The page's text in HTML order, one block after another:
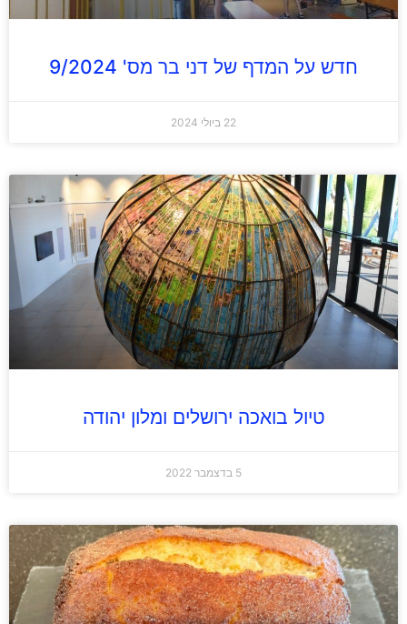
חדש על המדף של דני בר מס' 9/2024
22 ביולי 2024
טיול בואכה ירושלים ומלון יהודה
5 בדצמבר 2022